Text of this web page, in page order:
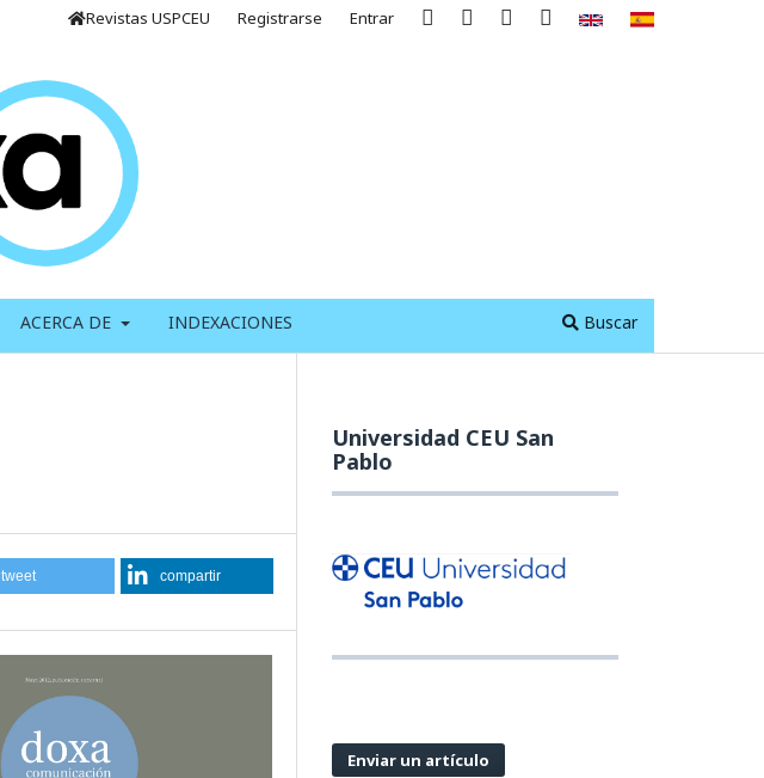
ACERCA DE INDEXACIONES Buscar
Revistas USPCEU Registrarse Entrar
tweet compartir
Universidad CEU San
Pablo
Enviar un artículo